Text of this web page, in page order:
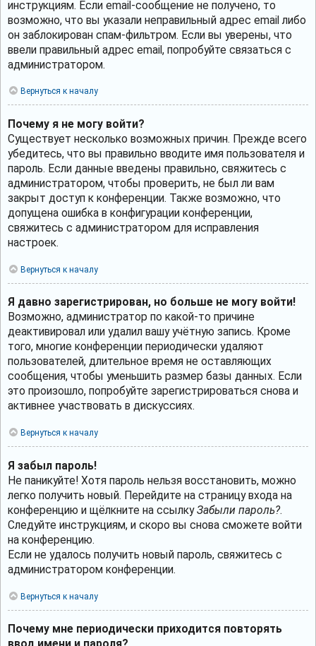
инструкциям. Если email-сообщение не получено, то
возможно, что вы указали неправильный адрес email либо
он заблокирован спам-фильтром. Если вы уверены, что
ввели правильный адрес email, попробуйте связаться с
администратором.
Вернуться к началу
Почему я не могу войти?
Существует несколько возможных причин. Прежде всего
убедитесь, что вы правильно вводите имя пользователя и
пароль. Если данные введены правильно, свяжитесь с
администратором, чтобы проверить, не был ли вам
закрыт доступ к конференции. Также возможно, что
допущена ошибка в конфигурации конференции,
свяжитесь с администратором для исправления
настроек.
Вернуться к началу
Я давно зарегистрирован, но больше не могу войти!
Возможно, администратор по какой-то причине
деактивировал или удалил вашу учётную запись. Кроме
того, многие конференции периодически удаляют
пользователей, длительное время не оставляющих
сообщения, чтобы уменьшить размер базы данных. Если
это произошло, попробуйте зарегистрироваться снова и
активнее участвовать в дискуссиях.
Вернуться к началу
Я забыл пароль!
Не паникуйте! Хотя пароль нельзя восстановить, можно
легко получить новый. Перейдите на страницу входа на
конференцию и щёлкните на ссылкуЗабыли пароль?.
Следуйте инструкциям, и скоро вы снова сможете войти
на конференцию.
Если не удалось получить новый пароль, свяжитесь с
администратором конференции.
Вернуться к началу
Почему мне периодически приходится повторять